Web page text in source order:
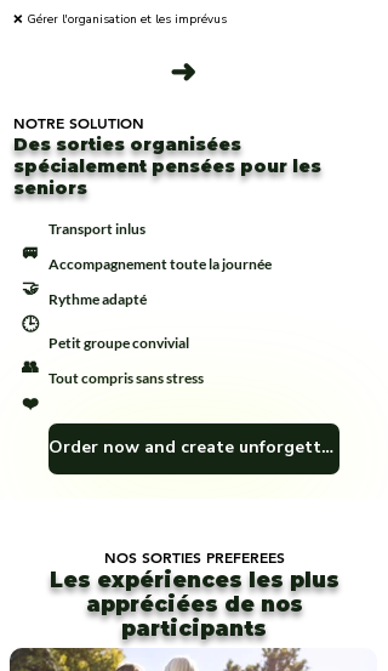
❌ Gérer l'organisation et les imprévus
➜
NOTRE SOLUTION
Des sorties organisées
spécialement pensées pour les
seniors
Transport inlus
🚐
Accompagnement toute la journée
🤝
Rythme adapté
🕒
Petit groupe convivial
👥
Tout compris sans stress
❤️
Order now and create unforgettable memories! 🎁🏞️
NOS SORTIES PREFEREES
Les expériences les plus
appréciées de nos
participants